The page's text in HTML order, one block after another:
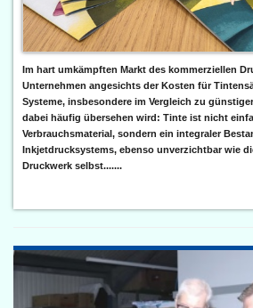
Im hart umkämpften Markt des kommerziellen
Unternehmen angesichts der Kosten für
Systeme, insbesondere im Vergleich zu
dabei häufig übersehen wird: Tinte ist nicht
Verbrauchsmaterial, sondern ein integraler
Inkjetdrucksystems, ebenso unverzichtbar wie
Druckwerk selbst.......